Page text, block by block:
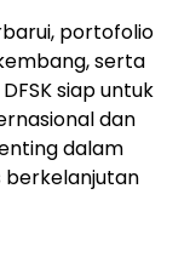
portofolio
serta
siap untuk
dan
dalam